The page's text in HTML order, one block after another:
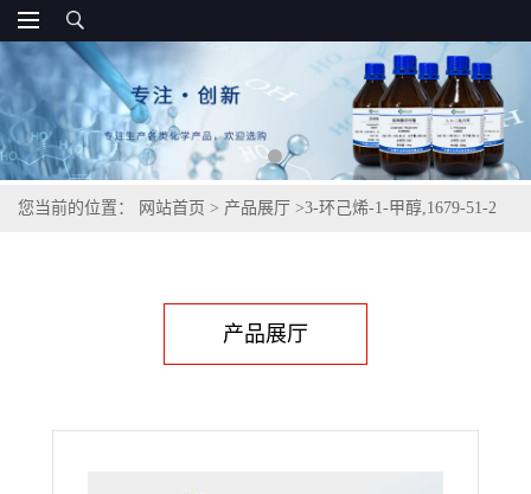
您当前的位置： 网站首页 > 产品展厅 >3-环己烯-1-甲醇,1679-51-2
产品展厅